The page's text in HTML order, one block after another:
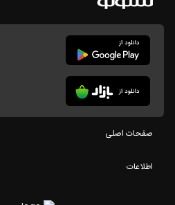
صفحات اصلی
اطلاعات